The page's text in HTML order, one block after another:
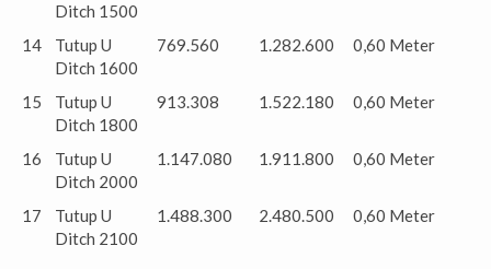
Ditch 1500
14
Tutup U
Ditch 1600
769.560 1.282.600 0,60 Meter
15
Tutup U
Ditch 1800
913.308 1.522.180 0,60 Meter
16
Tutup U
Ditch 2000
1.147.080 1.911.800 0,60 Meter
17
Tutup U
Ditch 2100
1.488.300 2.480.500 0,60 Meter